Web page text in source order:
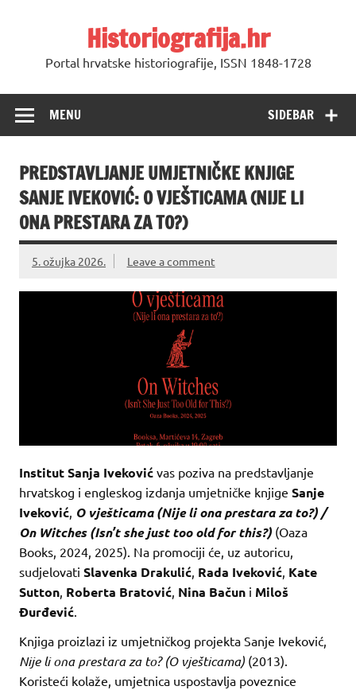
Historiografija.hr
Portal hrvatske historiografije, ISSN 1848-1728
SIDEBAR
MENU
PREDSTAVLJANJE UMJETNIČKE KNJIGE
SANJE IVEKOVIĆ: O VJEŠTICAMA (NIJE LI
ONA PRESTARA ZA TO?)
5. ožujka 2026. Leave a comment
Institut Sanja Iveković vas poziva na predstavljanje
hrvatskog i engleskog izdanja umjetničke knjige Sanje
Iveković, O vješticama (Nije li ona prestara za to?) /
On Witches (Isn’t she just too old for this?) (Oaza
Books, 2024, 2025). Na promociji će, uz autoricu,
sudjelovati Slavenka Drakulić, Rada Iveković, Kate
Sutton, Roberta Bratović, Nina Bačun i Miloš
Đurđević.
Knjiga proizlazi iz umjetničkog projekta Sanje Iveković,
Nije li ona prestara za to? (O vješticama) (2013).
Koristeći kolaže, umjetnica uspostavlja poveznice